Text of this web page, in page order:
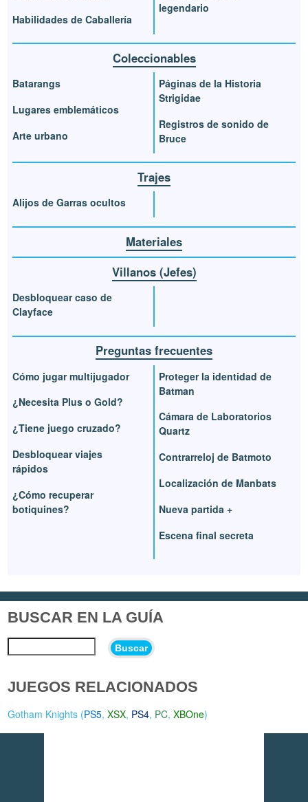
Habilidades de Caballería
legendario
Coleccionables
Batarangs
Lugares emblemáticos
Arte urbano
Páginas de la Historia
Strigidae
Registros de sonido de
Bruce
Trajes
Alijos de Garras ocultos
Materiales
Villanos (Jefes)
Desbloquear caso de
Clayface
Preguntas frecuentes
Cómo jugar multijugador
¿Necesita Plus o Gold?
¿Tiene juego cruzado?
Desbloquear viajes
rápidos
¿Cómo recuperar
botiquines?
Proteger la identidad de
Batman
Cámara de Laboratorios
Quartz
Contrarreloj de Batmoto
Localización de Manbats
Nueva partida +
Escena final secreta
BUSCAR EN LA GUÍA
Buscar
JUEGOS RELACIONADOS
Gotham Knights (PS5,XSX, PS4, PC,XBOne)